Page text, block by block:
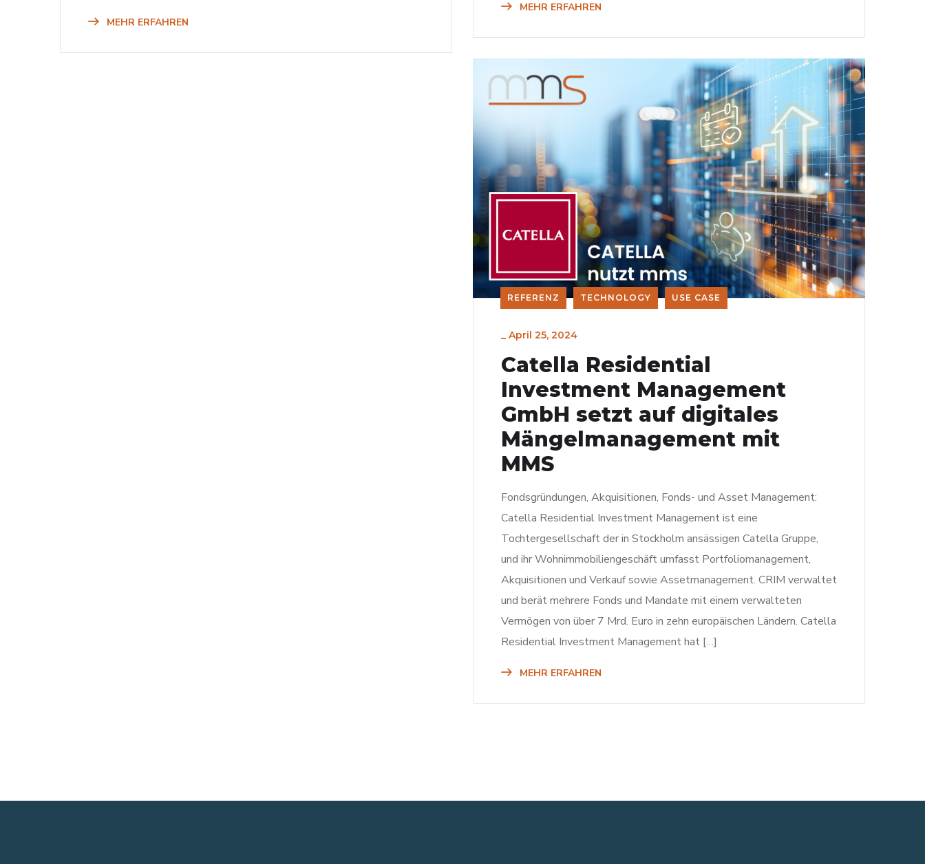
MEHR ERFAHREN
MEHR ERFAHREN
REFERENZ TECHNOLOGY USE CASE
_ April 25, 2024
Catella Residential
Investment Management
GmbH setzt auf digitales
Mängelmanagement mit
MMS
Fondsgründungen, Akquisitionen, Fonds- und Asset Management:
Catella Residential Investment Management ist eine
Tochtergesellschaft der in Stockholm ansässigen Catella Gruppe,
und ihr Wohnimmobiliengeschäft umfasst Portfoliomanagement,
Akquisitionen und Verkauf sowie Assetmanagement. CRIM verwaltet
und berät mehrere Fonds und Mandate mit einem verwalteten
Vermögen von über 7 Mrd. Euro in zehn europäischen Ländern. Catella
Residential Investment Management hat […]
MEHR ERFAHREN